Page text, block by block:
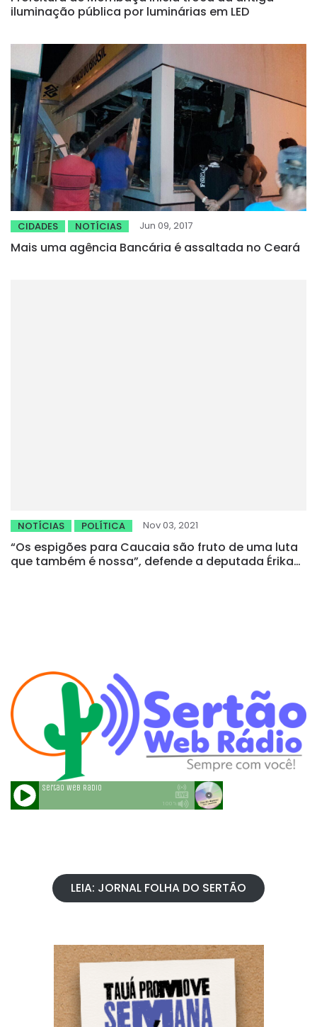
iluminação pública por luminárias em LED
CIDADES NOTÍCIAS Jun 09, 2017
Mais uma agência Bancária é assaltada no Ceará
NOTÍCIAS POLÍTICA Nov 03, 2021
“Os espigões para Caucaia são fruto de uma luta
que também é nossa”, defende a deputada Érika
LEIA: JORNAL FOLHA DO SERTÃO